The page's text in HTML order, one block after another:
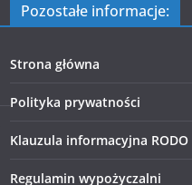
Pozostałe informacje:
Strona główna
Polityka prywatności
Klauzula informacyjna RODO
Regulamin wypożyczalni